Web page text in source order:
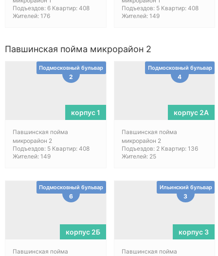
Подъездов: 6 Квартир: 408
Жителей: 176
Подъездов: 5 Квартир: 408
Жителей: 149
Павшинская пойма микрорайон 2
Подмосковный бульвар
2
корпус 1
Павшинская пойма
микрорайон 2
Подъездов: 5 Квартир: 408
Жителей: 149
Подмосковный бульвар
4
корпус 2А
Павшинская пойма
микрорайон 2
Подъездов: 2 Квартир: 136
Жителей: 25
Подмосковный бульвар
6
корпус 2Б
Павшинская пойма
Ильинский бульвар
3
корпус 3
Павшинская пойма